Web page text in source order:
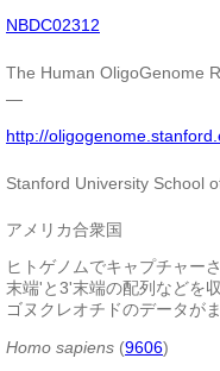
NBDC02312
The Human OligoGenome
―
http://
Stanford University School
アメリカ合衆国
ヒトゲノムでキャプチャー
末端'と3'末端の配列などを
ゴヌクレオチドのデータが
Homo sapiens (9606)